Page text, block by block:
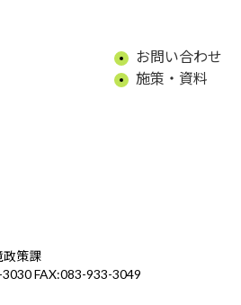
お問い合わせ
施策・資料
政策課
FAX:083-933-3049